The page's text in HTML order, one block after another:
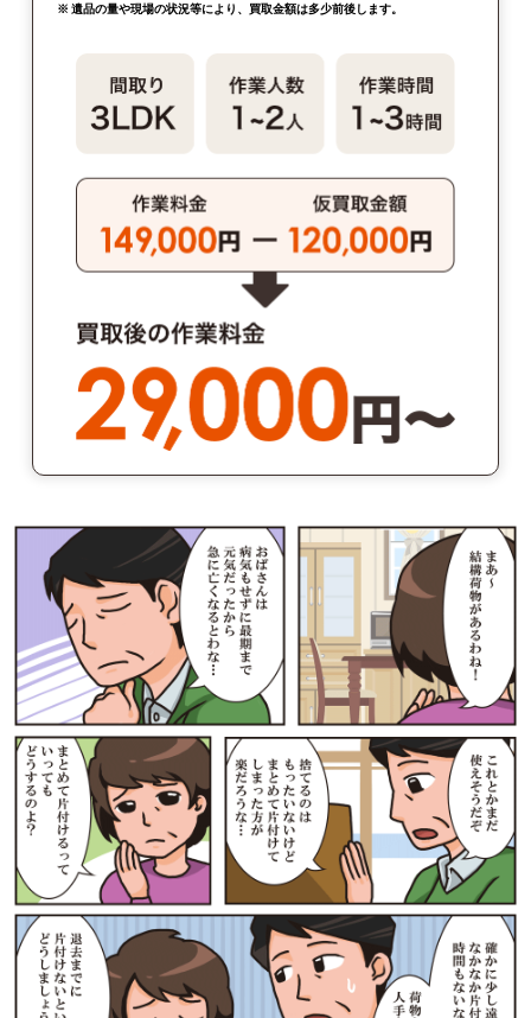
※ 遺品の量や現場の状況等により、買取金額は多少前後します。